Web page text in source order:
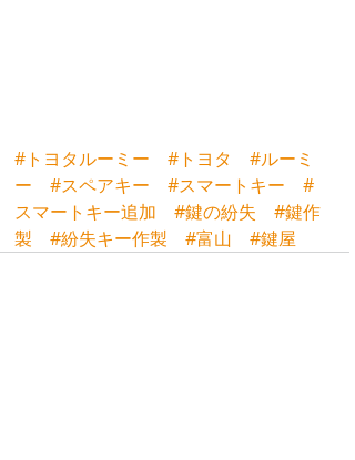
#トヨタルーミー #トヨタ
#ルーミ
ー
#スペアキー #スマートキー
#
スマートキー追加
#鍵の紛失
#鍵作
製
#紛失キー作製 #富山 #鍵屋